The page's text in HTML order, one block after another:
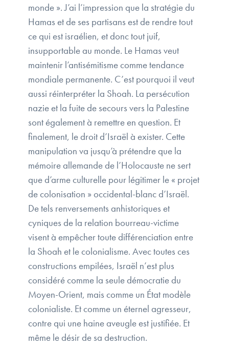
monde ». J’ai l’impression que la stratégie du
Hamas et de ses partisans est de rendre tout
ce qui est israélien, et donc tout juif,
insupportable au monde. Le Hamas veut
maintenir l’antisémitisme comme tendance
mondiale permanente. C’est pourquoi il veut
aussi réinterpréter la Shoah. La persécution
nazie et la fuite de secours vers la Palestine
sont également à remettre en question. Et
finalement, le droit d’Israël à exister. Cette
manipulation va jusqu’à prétendre que la
mémoire allemande de l’Holocauste ne sert
que d’arme culturelle pour légitimer le « projet
de colonisation » occidental-blanc d’Israël.
De tels renversements anhistoriques et
cyniques de la relation bourreau-victime
visent à empêcher toute différenciation entre
la Shoah et le colonialisme. Avec toutes ces
constructions empilées, Israël n’est plus
considéré comme la seule démocratie du
Moyen-Orient, mais comme un État modèle
colonialiste. Et comme un éternel agresseur,
contre qui une haine aveugle est justifiée. Et
même le désir de sa destruction.